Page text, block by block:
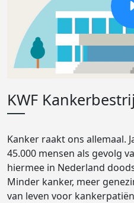
KWF
Kanker raakt ons allemaal.
45.000 mensen als gevolg
hiermee in Nederland
Minder kanker, meer
van leven voor